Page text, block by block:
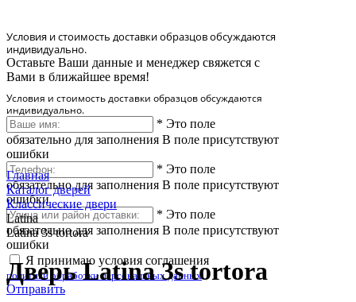
Условия и стоимость доставки образцов обсуждаются
индивидуально.
Оставьте Ваши данные и менеджер свяжется с
Вами в ближайшее время!
Условия и стоимость доставки образцов обсуждаются
индивидуально.
* Это поле
обязательно для заполнения В поле присутствуют
ошибки
* Это поле
обязательно для заполнения В поле присутствуют
ошибки
* Это поле
обязательно для заполнения В поле присутствуют
ошибки
Я принимаю условия соглашения
политики обработки персональных данных
Отправить
Главная
Каталог дверей
Классические двери
Latina
Latina 3s tortora
Дверь Latina 3s tortora